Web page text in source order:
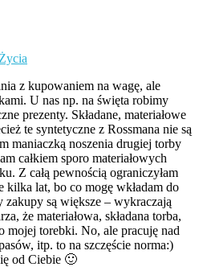
z kupowaniem na wagę, ale
U nas np. na święta robimy
prezenty. Składane, materiałowe
te syntetyczne z Rossmana nie są
maniaczką noszenia drugiej torby
całkiem sporo materiałowych
Z całą pewnością ograniczyłam
lat, bo co mogę wkładam do
są większe – wykraczają
że materiałowa, składana torba,
mojej torebki. No, ale pracuję nad
itp. to na szczęście norma:)
od Ciebie 🙂